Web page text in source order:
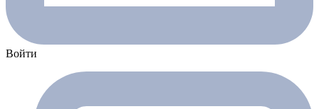
Войти